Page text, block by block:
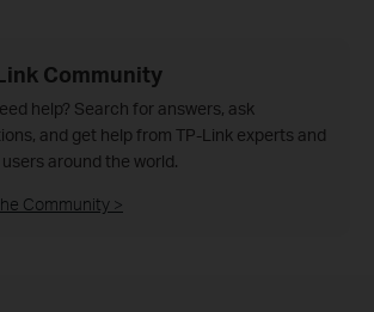
Community
help? Search for answers, ask
and get help from TP-Link experts and
around the world.
Community >